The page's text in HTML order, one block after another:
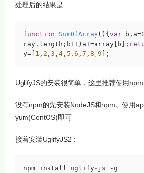
处理后的结果是
function SumOfArray( ) {var b,a=0
ray.length;b++)a+=array[b];
y=[ 1 , 2 , 3 , 4, 5 , 6 , 7 , 8 , 9 ];
UglifyJS的安装很简单，这里推荐使用npm
没有npm的先安装NodeJS和npm。使用
yum(CentOS)即可
接着安装UglifyJS2：
npm install uglify-js -g